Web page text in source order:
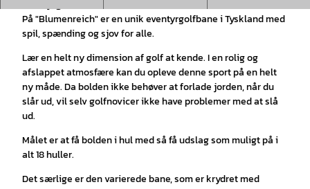
På "Blumenreich" er en unik eventyrgolfbane i Tyskland med
spil, spænding og sjov for alle.
Lær en helt ny dimension af golf at kende. I en rolig og
afslappet atmosfære kan du opleve denne sport på en helt
ny måde. Da bolden ikke behøver at forlade jorden, når du
slår ud, vil selv golfnovicer ikke have problemer med at slå
ud.
Målet er at få bolden i hul med så få udslag som muligt på i
alt 18 huller.
Det særlige er den varierede bane, som er krydret med